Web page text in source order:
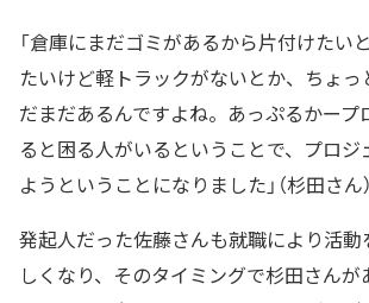
「倉庫にまだゴミがあるから片付けたい
たいけど軽トラックがないとか、ちょっ
だまだあるんですよね。あっぷるかープ
ると困る人がいるということで、プロ
ようということになりました」（杉田さん）
発起人だった佐藤さんも就職により活
しくなり、そのタイミングで杉田さんが